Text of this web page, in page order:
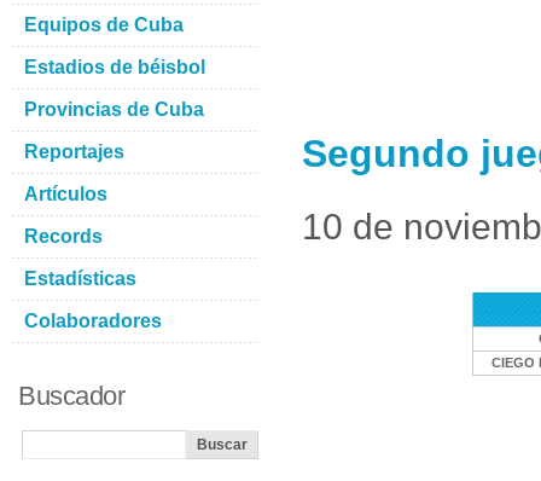
Segundo
10 de
CIEGO
Equipos de Cuba
Estadios de béisbol
Provincias de Cuba
Reportajes
Artículos
Records
Estadísticas
Colaboradores
Buscador